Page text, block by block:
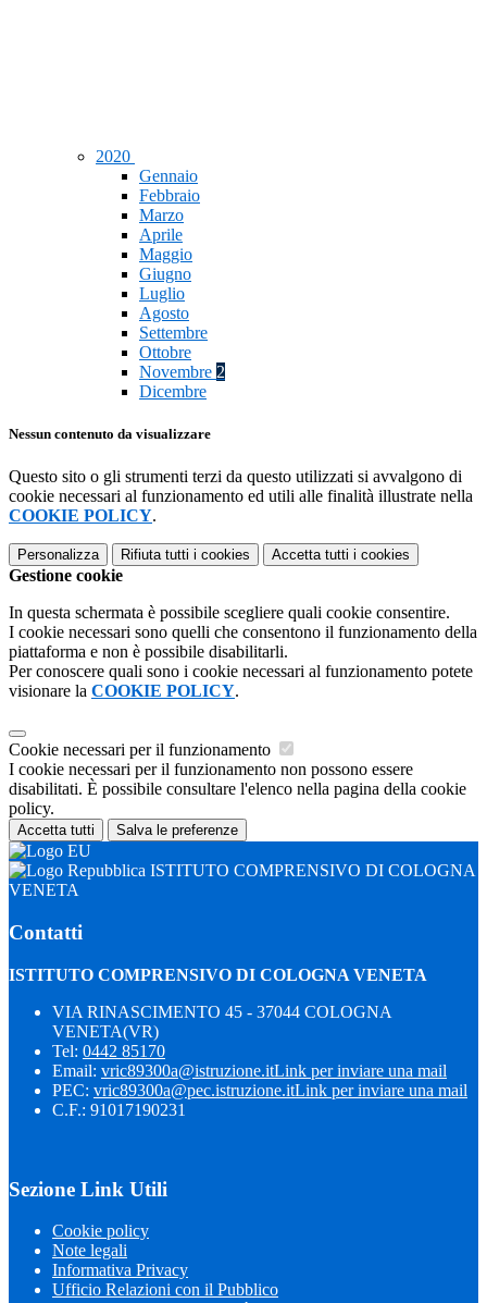
2020
Gennaio
Febbraio
Marzo
Aprile
Maggio
Giugno
Luglio
Agosto
Settembre
Ottobre
Novembre 2
Dicembre
Nessun contenuto da visualizzare
Questo sito o gli strumenti terzi da questo utilizzati si avvalgono di
cookie necessari al funzionamento ed utili alle finalità illustrate nella
COOKIE POLICY.
Personalizza Rifiuta tutti i cookies Accetta tutti i cookies
Gestione cookie
In questa schermata è possibile scegliere quali cookie consentire.
I cookie necessari sono quelli che consentono il funzionamento della
piattaforma e non è possibile disabilitarli.
Per conoscere quali sono i cookie necessari al funzionamento potete
visionare la COOKIE POLICY.
Cookie necessari per il funzionamento
I cookie necessari per il funzionamento non possono essere
disabilitati. È possibile consultare l'elenco nella pagina della cookie
policy.
Accetta tutti Salva le preferenze
ISTITUTO COMPRENSIVO DI COLOGNA
VENETA
Contatti
ISTITUTO COMPRENSIVO DI COLOGNA VENETA
VIA RINASCIMENTO 45 - 37044 COLOGNA
VENETA(VR)
Tel: 0442 85170
Email: vric89300a@istruzione.itLink per inviare una mail
PEC: vric89300a@pec.istruzione.itLink per inviare una mail
C.F.: 91017190231
Sezione Link Utili
Cookie policy
Note legali
Informativa Privacy
Ufficio Relazioni con il Pubblico